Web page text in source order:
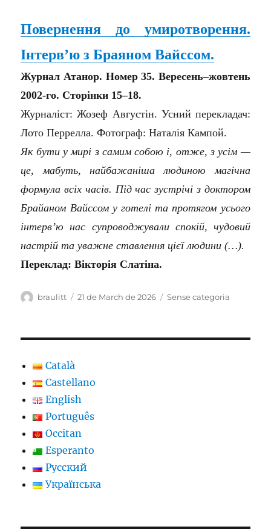
Повернення до умиротворення.
Інтерв’ю з Браяном Вайссом.
Журнал Атанор. Номер 35. Вересень–жовтень
2002-го. Сторінки 15–18.
Журналіст: Жозеф Августін. Усний перекладач:
Лото Перрелла. Фотограф: Наталія Кампой.
Як бути у мирі з самим собою і, отже, з усім —
це, мабуть, найбажаніша людиною магічна
формула всіх часів. Під час зустрічі з доктором
Брайаном Вайссом у готелі та протягом усього
інтерв’ю нас супроводжували спокій, чудовий
настрій та уважне ставлення цієї людини (…).
Переклад: Вікторія Слатіна.
Author
braulitt
Posted
21 de March de 2026 Categories
Sense categoria
Català
Castellano
English
Português
Occitan
Esperanto
Русский
Українська